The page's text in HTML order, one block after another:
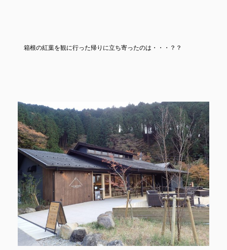
箱根の紅葉を観に行った帰りに立ち寄ったのは・・・？？